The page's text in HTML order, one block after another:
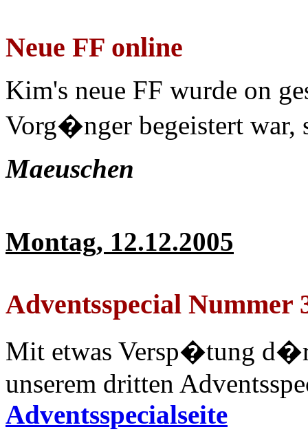
Neue FF online
Kim's neue FF wurde on
Vorg�nger begeistert war,
Maeuschen
Montag, 12.12.2005
Adventsspecial Nummer
Mit etwas Versp�tung
unserem dritten
Adventsspecialseite